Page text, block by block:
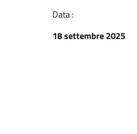
Data :
18 settembre 2025